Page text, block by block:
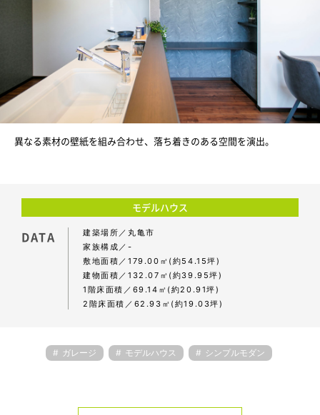
異なる素材の壁紙を組み合わせ、落ち着きのある空間を演出。
モデルハウス
DATA 建築場所
丸亀市
家族構成
-
敷地面積
179.00㎡(約54.15坪)
建物面積
132.07㎡(約39.95坪)
1階床面積
69.14㎡(約20.91坪)
2階床面積
62.93㎡(約19.03坪)
ガレージ モデルハウス シンプルモダン